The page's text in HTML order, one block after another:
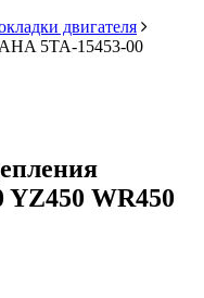
двигателя
5TA-15453-00
WR450